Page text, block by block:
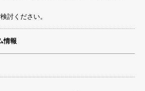
討ください。
情報